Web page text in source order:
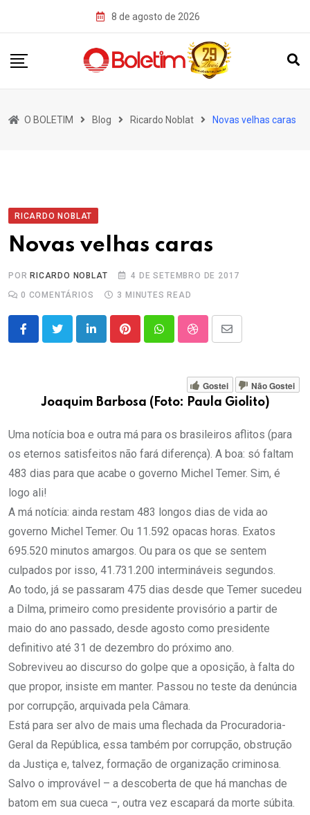
8 de agosto de 2026
O BOLETIM Blog Ricardo Noblat Novas velhas caras
RICARDO NOBLAT
Novas velhas caras
POR RICARDO NOBLAT
4 DE SETEMBRO DE 2017
0 COMENTÁRIOS 3 MINUTES READ
LinkedInPinterestWhatsappStumbleUpon
Share
Email
Gostei
Não Gostei
Joaquim Barbosa (Foto: Paula Giolito)
Uma notícia boa e outra má para os brasileiros aflitos (para
os eternos satisfeitos não fará diferença). A boa: só faltam
483 dias para que acabe o governo Michel Temer. Sim, é
logo ali!
A má notícia: ainda restam 483 longos dias de vida ao
governo Michel Temer. Ou 11.592 opacas horas. Exatos
695.520 minutos amargos. Ou para os que se sentem
culpados por isso, 41.731.200 intermináveis segundos.
Ao todo, já se passaram 475 dias desde que Temer sucedeu
a Dilma, primeiro como presidente provisório a partir de
maio do ano passado, desde agosto como presidente
definitivo até 31 de dezembro do próximo ano.
Sobreviveu ao discurso do golpe que a oposição, à falta do
que propor, insiste em manter. Passou no teste da denúncia
por corrupção, arquivada pela Câmara.
Está para ser alvo de mais uma flechada da Procuradoria-
Geral da República, essa também por corrupção, obstrução
da Justiça e, talvez, formação de organização criminosa.
Salvo o improvável – a descoberta de que há manchas de
batom em sua cueca –, outra vez escapará da morte súbita.